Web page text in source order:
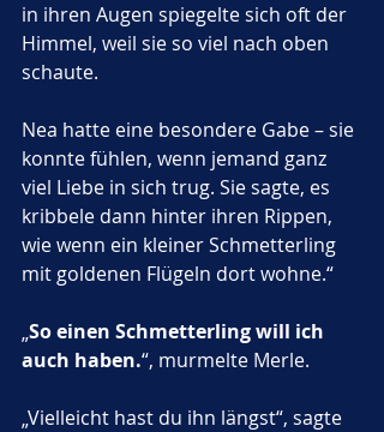
in ihren Augen spiegelte sich oft der
Himmel, weil sie so viel nach oben
schaute.
Nea hatte eine besondere Gabe – sie
konnte fühlen, wenn jemand ganz
viel Liebe in sich trug. Sie sagte, es
kribbele dann hinter ihren Rippen,
wie wenn ein kleiner Schmetterling
mit goldenen Flügeln dort wohne.“
„So einen Schmetterling will ich
auch haben.“, murmelte Merle.
„Vielleicht hast du ihn längst“, sagte